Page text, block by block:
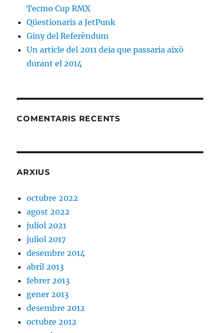
Tecmo Cup RMX
Qüestionaris a JetPunk
Giny del Referèndum
Un article del 2011 deia que passaria això
durant el 2014
COMENTARIS RECENTS
ARXIUS
octubre 2022
agost 2022
juliol 2021
juliol 2017
desembre 2014
abril 2013
febrer 2013
gener 2013
desembre 2012
octubre 2012